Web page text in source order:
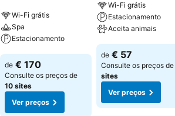
Wi-Fi grátis
Spa
Estacionamento
Ver preços
de € 170
Consulte os preços de
10 sites
Ver preços
Wi-Fi grátis
Estacionamento
Aceita animais
Ver preços
de € 57
Consulte os preços de
sites
Ver preços